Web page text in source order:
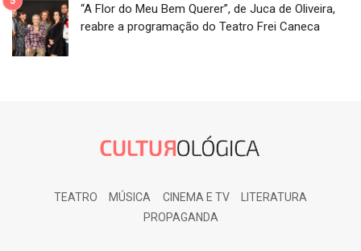
“A Flor do Meu Bem Querer”, de Juca de Oliveira,
reabre a programação do Teatro Frei Caneca
TEATRO MÚSICA CINEMA E TV
LITERATURA
PROPAGANDA